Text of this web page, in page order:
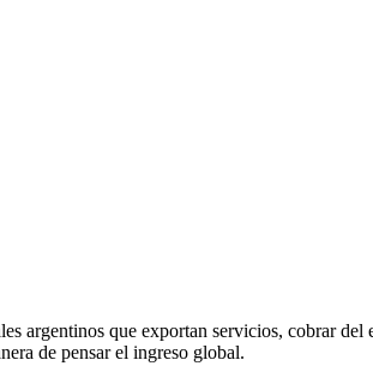
argentinos que exportan servicios, cobrar
de pensar el ingreso global.